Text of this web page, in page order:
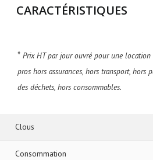
CARACTÉRISTIQUES
* Prix HT par jour ouvré pour une location
pros hors assurances, hors transport, hors
des déchets, hors consommables.
Clous
Consommation